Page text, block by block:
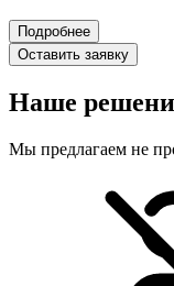
Подробнее
Оставить заявку
Наше
Мы предлагаем не